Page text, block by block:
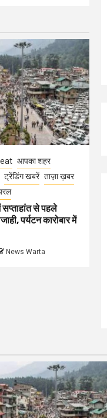
आपका शहर
ट्रेंडिंग खबरें ताज़ा ख़बर
से पहले
पर्यटन कारोबार में
News Warta